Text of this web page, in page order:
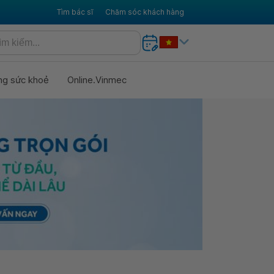
Tìm bác sĩ Chăm sóc khách hàng
sức khoẻ Online.Vinmec